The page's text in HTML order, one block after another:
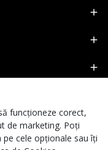
funcționeze corect,
de marketing. Poți
cele opționale sau îți